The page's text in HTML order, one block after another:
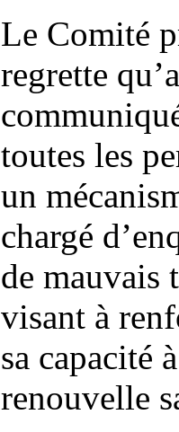
Le Comité
regrette
toutes les
un
chargé
de mauvais
visant à
sa capacité
renouvelle